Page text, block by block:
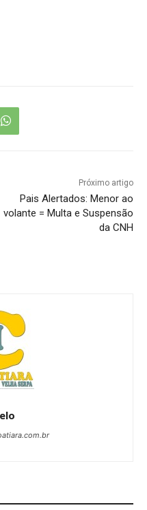
Próximo artigo
Pais Alertados: Menor ao
volante = Multa e Suspensão
da CNH